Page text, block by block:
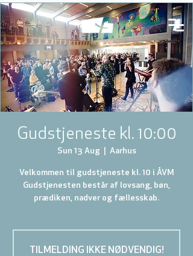
Gudstjeneste kl. 10:00
Sun 13 Aug Aarhus
Velkommen til gudstjeneste kl. 10 i ÅVM
Gudstjenesten består af lovsang, bøn,
prædiken, nadver og fællesskab.
TILMELDING IKKE NØDVENDIG!